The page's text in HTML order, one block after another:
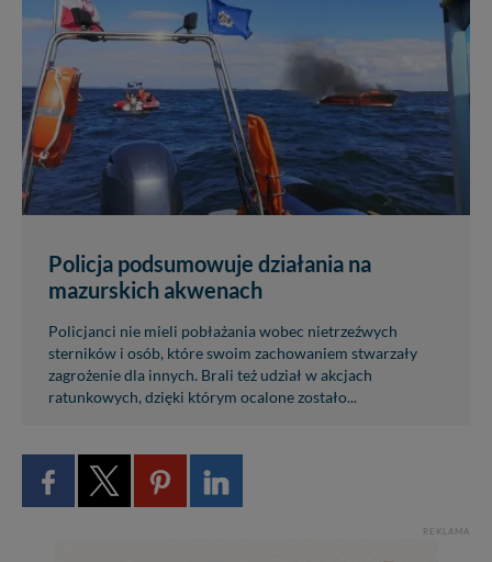
Policja podsumowuje działania na
mazurskich akwenach
Policjanci nie mieli pobłażania wobec nietrzeźwych
sterników i osób, które swoim zachowaniem stwarzały
zagrożenie dla innych. Brali też udział w akcjach
ratunkowych, dzięki którym ocalone zostało...
REKLAMA